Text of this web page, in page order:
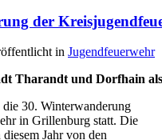
der
in Jugendfeuerwehr
Tharandt und Dorfhain
30. Winterwanderung
in Grillenburg statt. Die
Jahr von den